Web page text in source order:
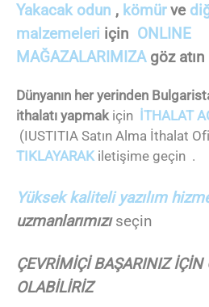
Yakacak odun , kömürve
malzemeleri için ONLINE
MAĞAZALARIMIZAgöz atın
Dünyanın her yerinden
ithalatı yapmakiçin İTHALAT
(IUSTITIA Satın Alma İthalat
TIKLAYARAKiletişime geçin .
Yüksek kaliteli yazılım
uzmanlarımızıseçin
ÇEVRİMİÇİ BAŞARINIZ İÇİN
OLABİLİRİZ